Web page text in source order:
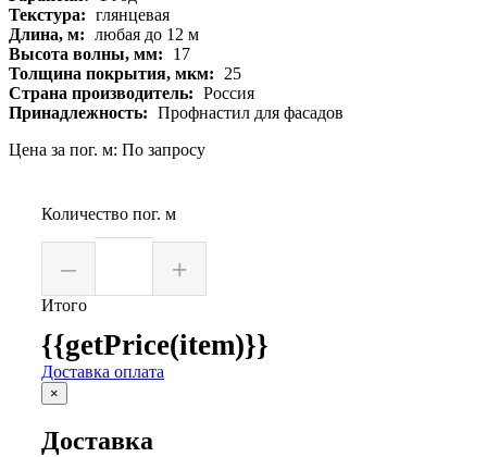
Текстура: глянцевая
Длина, м: любая до 12 м
Высота волны, мм:
17
Толщина покрытия, мкм: 25
Страна производитель: Россия
Принадлежность: Профнастил для фасадов
Цена за пог. м: По запросу
Количество пог. м
– +
Итого
{{getPrice(item)}}
Доставка оплата
×
Доставка